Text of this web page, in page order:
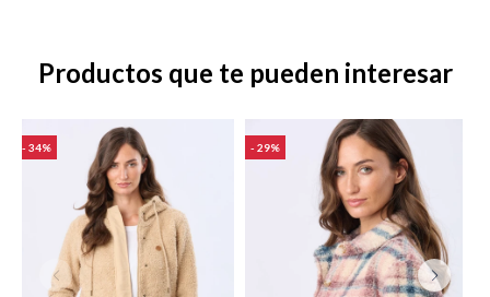
Productos que te pueden interesar
34 29
Shorts